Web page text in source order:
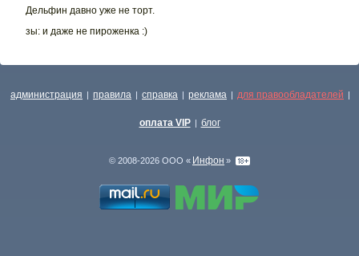
Дельфин давно уже не торт.
зы: и даже не пироженка :)
администрация | правила | справка | реклама | для правообладателей |
оплата VIP | блог
© 2008-2026 ООО « Инфон »